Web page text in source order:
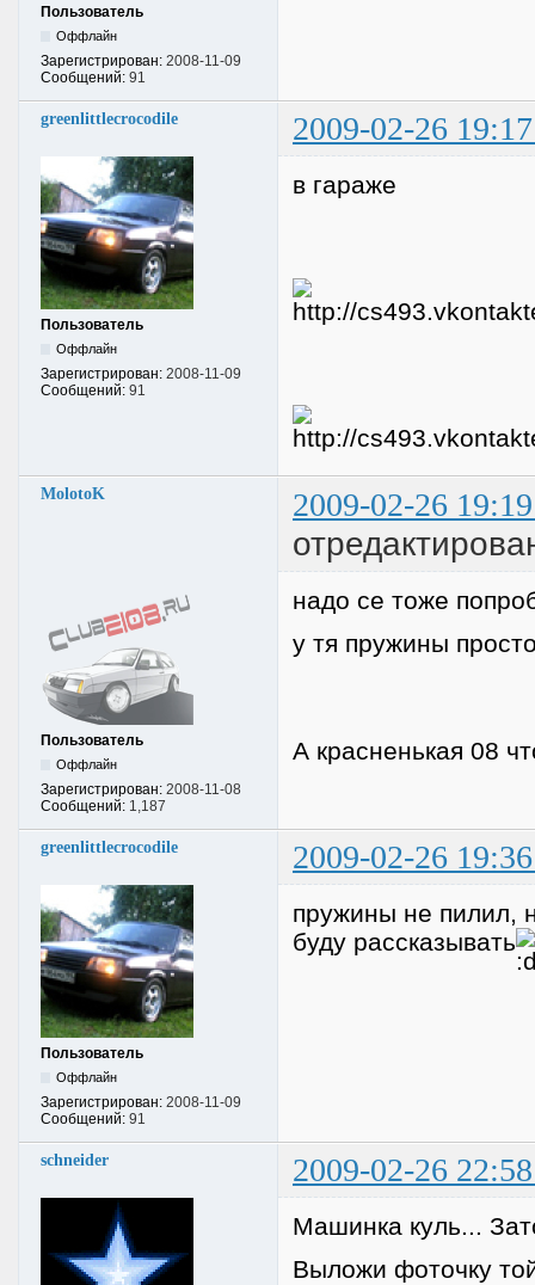
Пользователь
Оффлайн
Зарегистрирован: 2008-11-09
Сообщений: 91
greenlittlecrocodile 2009-02-26
Пользователь
Оффлайн
Зарегистрирован: 2008-11-09
Сообщений: 91
в гараже
MolotoK 2009-02-26
Пользователь
Оффлайн
Зарегистрирован: 2008-11-08
Сообщений: 1,187
надо се тоже
у тя пружины
А красненькая 08
greenlittlecrocodile 2009-02-26
Пользователь
Оффлайн
Зарегистрирован: 2008-11-09
Сообщений: 91
пружины не пилил,
буду рассказывать
schneider 2009-02-26
Машинка куль...
Выложи фоточку